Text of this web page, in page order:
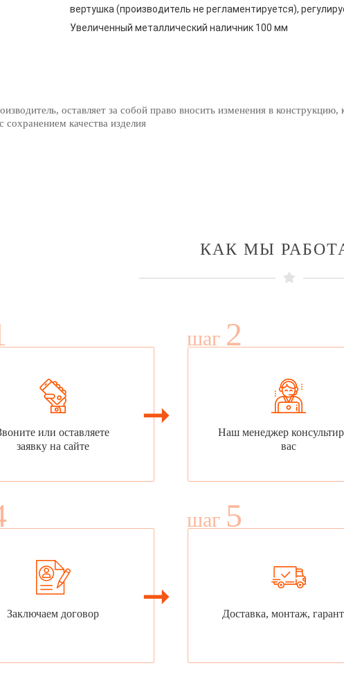
вертушка (производитель не регламентируется),
Увеличенный металлический наличник 100 мм
оставляет за собой право вносить изменения в
сохранением качества изделия
КАК МЫ
или оставляете
заявку на сайте
шаг 2
Наш менеджер
вас
Заключаем договор
шаг 5
Доставка, монтаж,